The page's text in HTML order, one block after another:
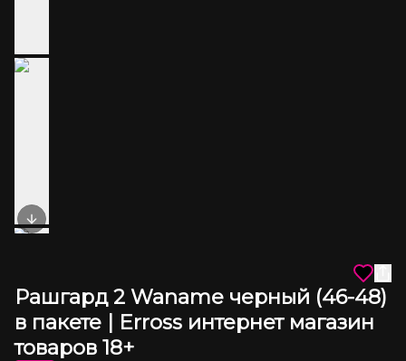
Next slide
Рашгард 2 Waname черный (46-48)
в пакете | Erross интернет магазин
товаров 18+